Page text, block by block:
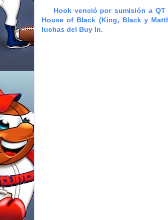
Hook venció por sumisión a
House of Black (King, Black y
luchas del Buy In.